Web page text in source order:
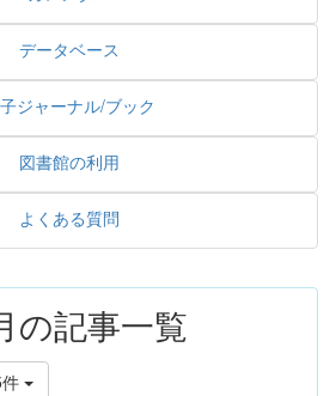
データベース
ジャーナル/ブック
図書館の利用
よくある質問
の記事一覧